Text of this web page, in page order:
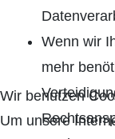
Wenn wir
mehr
Wir benutzen
Um unsere